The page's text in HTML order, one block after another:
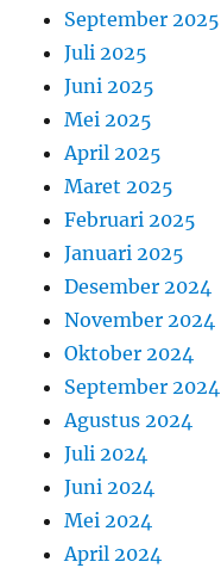
September 2025
Juli 2025
Juni 2025
Mei 2025
April 2025
Maret 2025
Februari 2025
Januari 2025
Desember 2024
November 2024
Oktober 2024
September 2024
Agustus 2024
Juli 2024
Juni 2024
Mei 2024
April 2024